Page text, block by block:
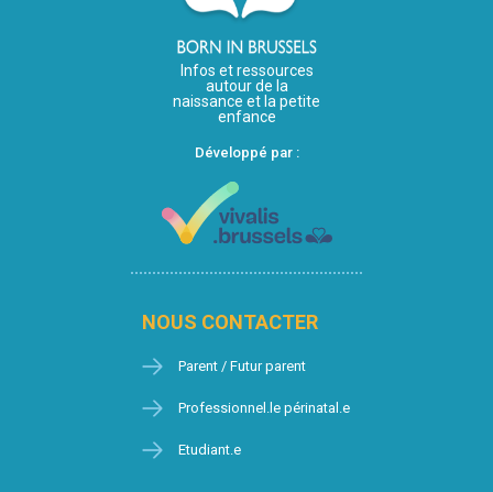
Infos et ressources
autour de la
naissance et la petite
enfance
Développé par :
NOUS CONTACTER
Parent / Futur parent
Professionnel.le périnatal.e
Etudiant.e